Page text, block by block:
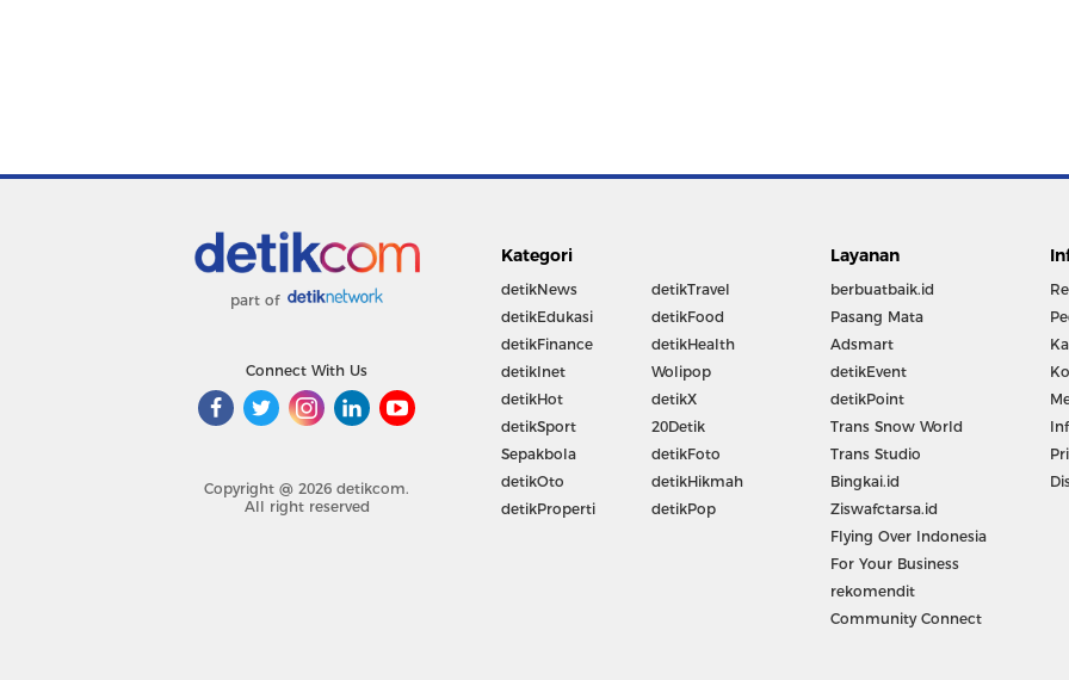
part of
Connect With Us
Copyright @ 2026 detikcom.
All right reserved
Kategori
detikNews
detikEdukasi
detikFinance
detikInet
detikHot
detikSport
Sepakbola
detikOto
detikProperti
detikTravel
detikFood
detikHealth
Wolipop
detikX
20Detik
detikFoto
detikHikmah
detikPop
Layanan
berbuatbaik.id
Pasang Mata
Adsmart
detikEvent
detikPoint
Trans Snow World
Trans Studio
Bingkai.id
Ziswafctarsa.id
Flying Over Indonesia
For Your Business
rekomendit
Community Connect